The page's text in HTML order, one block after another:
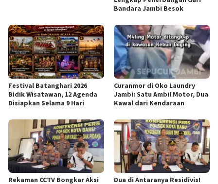
Bandara Jambi Besok
Festival Batanghari 2026
Bidik Wisatawan, 12 Agenda
Disiapkan Selama 9 Hari
Curanmor di Oko Laundry
Jambi: Satu Ambil Motor, Dua
Kawal dari Kendaraan
Rekaman CCTV Bongkar Aksi
Dua di Antaranya Residivis!